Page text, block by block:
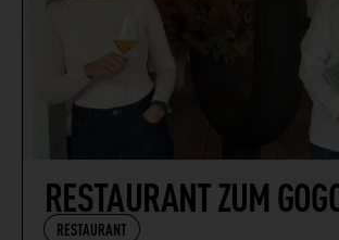
RESTAURANT ZUM
RESTAURANT